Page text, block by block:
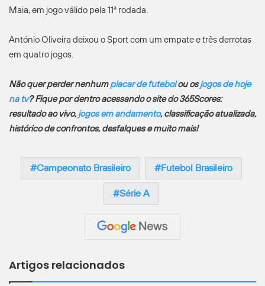
Maia, em jogo válido pela 11ª rodada.
António Oliveira deixou o Sport com um empate e três derrotas
em quatro jogos.
Não quer perder nenhumplacar de futebolou osjogos de hoje
na tv? Fique por dentro acessando o site do 365Scores:
resultado ao vivo,jogos em andamento, classificação atualizada,
histórico de confrontos, desfalques e muito mais!
Campeonato Brasileiro Futebol Brasileiro
Série A
Artigos relacionados